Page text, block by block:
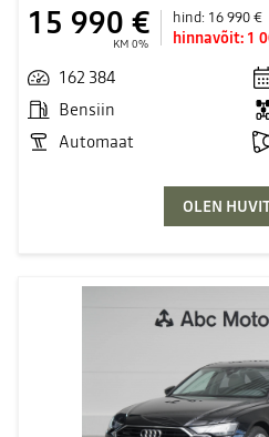
15 990 €
KM 0%
hind: 16 990 €
hinnavõit: 1
162 384
Bensiin
Automaat
OLEN